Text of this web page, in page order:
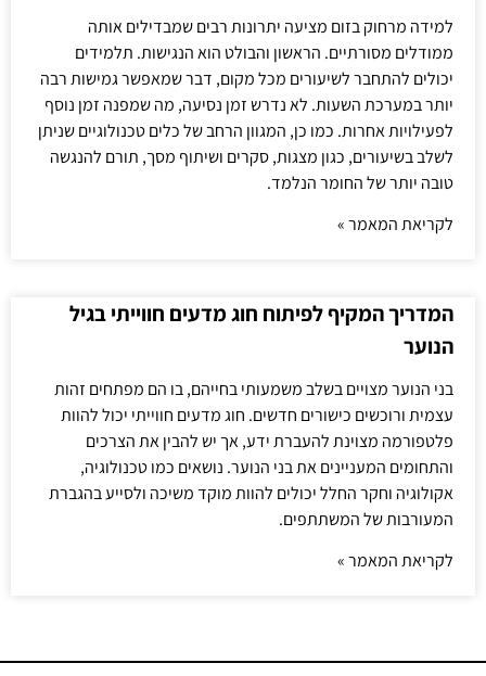
למידה מרחוק בזום מציעה יתרונות רבים שמבדילים אותה
ממודלים מסורתיים. הראשון והבולט הוא הנגישות. תלמידים
יכולים להתחבר לשיעורים מכל מקום, דבר שמאפשר גמישות רבה
יותר במערכת השעות. לא נדרש זמן נסיעה, מה שמפנה זמן נוסף
לפעילויות אחרות. כמו כן, המגוון הרחב של כלים טכנולוגיים שניתן
לשלב בשיעורים, כגון מצגות, סקרים ושיתוף מסך, תורם להנגשה
טובה יותר של החומר הנלמד.
לקריאת המאמר »
המדריך המקיף לפיתוח חוג מדעים חווייתי בגיל
הנוער
בני הנוער מצויים בשלב משמעותי בחייהם, בו הם מפתחים זהות
עצמית ורוכשים כישורים חדשים. חוג מדעים חווייתי יכול להוות
פלטפורמה מצוינת להעברת ידע, אך יש להבין את הצרכים
והתחומים המעניינים את בני הנוער. נושאים כמו טכנולוגיה,
אקולוגיה וחקר החלל יכולים להוות מוקד משיכה ולסייע בהגברת
המעורבות של המשתתפים.
לקריאת המאמר »